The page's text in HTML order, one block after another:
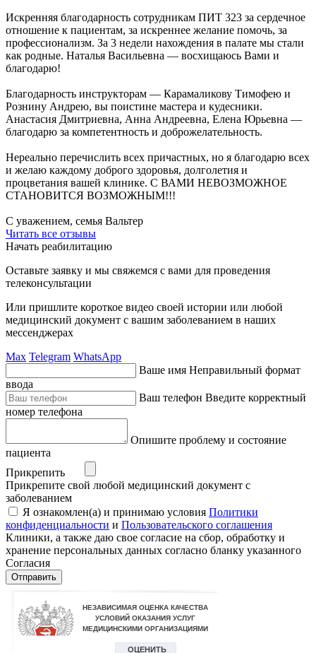
Искренняя благодарность сотрудникам ПИТ 323 за сердечное
отношение к пациентам, за искреннее желание помочь, за
профессионализм. За 3 недели нахождения в палате мы стали
как родные. Наталья Васильевна — восхищаюсь Вами и
благодарю!
Благодарность инструкторам — Карамаликову Тимофею и
Рознину Андрею, вы поистине мастера и кудесники.
Анастасия Дмитриевна, Анна Андреевна, Елена Юрьевна —
благодарю за компетентность и доброжелательность.
Нереально перечислить всех причастных, но я благодарю всех
и желаю каждому доброго здоровья, долголетия и
процветания вашей клинике. С ВАМИ НЕВОЗМОЖНОЕ
СТАНОВИТСЯ ВОЗМОЖНЫМ!!!
С уважением, семья Вальтер
Читать все отзывы
Начать реабилитацию
Оставьте заявку и мы свяжемся с вами для проведения
телеконсультации
Или пришлите короткое видео своей истории или любой
медицинский документ с вашим заболеванием в наших
мессенджерах
Max Telegram WhatsApp
Ваше имя Неправильный формат
ввода
Ваш телефон Введите корректный
номер телефона
Опишите проблему и состояние
пациента
Прикрепить
Прикрепите свой любой медицинский документ с
заболеванием
Я ознакомлен(а) и принимаю условия Политики
конфиденциальности и Пользовательского соглашения
Клиники, а также даю свое согласие на сбор, обработку и
хранение персональных данных согласно бланку указанного
Согласия
Отправить